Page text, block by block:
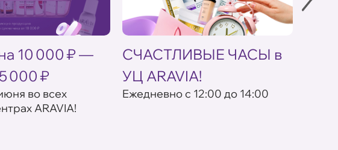
10 000 ₽ —
000 ₽
во всех
ARAVIA!
СЧАСТЛИВЫЕ ЧАСЫ в
УЦ ARAVIA!
Eжедневно с 12:00 до 14:00